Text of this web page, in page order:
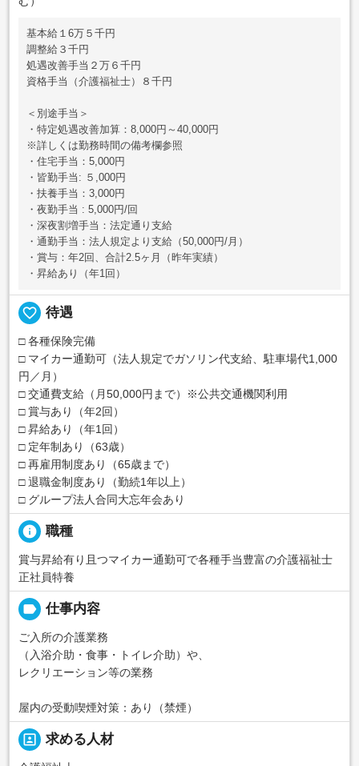
基本給１6万５千円
調整給３千円
処遇改善手当２万６千円
資格手当（介護福祉士）８千円
＜別途手当＞
・特定処遇改善加算：8,000円～40,000円
※詳しくは勤務時間の備考欄参照
・住宅手当：5,000円
・皆勤手当: ５,000円
・扶養手当：3,000円
・夜勤手当 : 5,000円/回
・深夜割増手当：法定通り支給
・通勤手当：法人規定より支給（50,000円/月）
・賞与：年2回、合計2.5ヶ月（昨年実績）
・昇給あり（年1回）
favorite_border 待遇
□ 各種保険完備
□ マイカー通勤可（法人規定でガソリン代支給、駐車場代1,000
円／月）
□ 交通費支給（月50,000円まで）※公共交通機関利用
□ 賞与あり（年2回）
□ 昇給あり（年1回）
□ 定年制あり（63歳）
□ 再雇用制度あり（65歳まで）
□ 退職金制度あり（勤続1年以上）
□ グループ法人合同大忘年会あり
info 職種
賞与昇給有り且つマイカー通勤可で各種手当豊富の介護福祉士
正社員特養
label 仕事内容
ご入所の介護業務
（入浴介助・食事・トイレ介助）や、
レクリエーション等の業務
屋内の受動喫煙対策：あり（禁煙）
portrait 求める人材